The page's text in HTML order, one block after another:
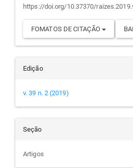
https://doi.org/10.37370/
FOMATOS DE CITAÇÃO
Edição
v. 39 n. 2 (2019)
Seção
Artigos